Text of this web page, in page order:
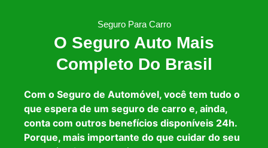
Seguro Para Carro
O Seguro Auto Mais
Completo Do Brasil
Com o Seguro de Automóvel, você tem tudo o
que espera de um seguro de carro e, ainda,
conta com outros benefícios disponíveis 24h.
Porque, mais importante do que cuidar do seu